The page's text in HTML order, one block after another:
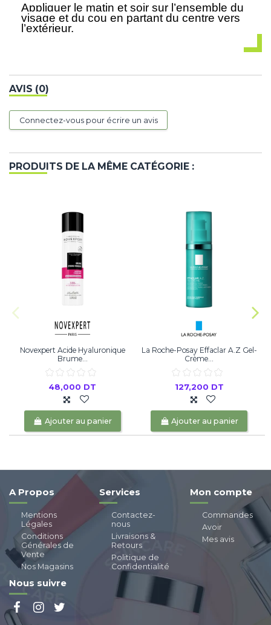
Appliquer le matin et soir sur l’ensemble du
visage et du cou en partant du centre vers
l’extérieur.
AVIS (0)
Connectez-vous pour écrire un avis
PRODUITS DE LA MÊME CATÉGORIE :
Novexpert Acide Hyaluronique
Brume...
48,000 DT
Ajouter au panier
La Roche-Posay Effaclar A.Z Gel-
Crème...
127,200 DT
Ajouter au panier
A Propos
Mentions
Légales
Conditions
Générales de
Vente
Nos Magasins
Services
Contactez-
nous
Livraisons &
Retours
Politique de
Confidentialité
Mon compte
Commandes
Avoir
Mes avis
Nous suivre